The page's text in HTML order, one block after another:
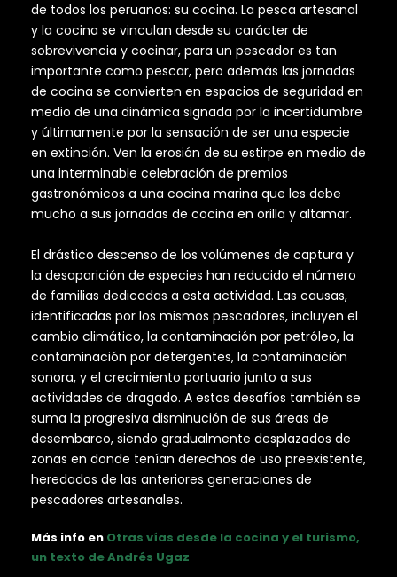
de todos los peruanos: su cocina. La pesca artesanal
y la cocina se vinculan desde su carácter de
sobrevivencia y cocinar, para un pescador es tan
importante como pescar, pero además las jornadas
de cocina se convierten en espacios de seguridad en
medio de una dinámica signada por la incertidumbre
y últimamente por la sensación de ser una especie
en extinción. Ven la erosión de su estirpe en medio de
una interminable celebración de premios
gastronómicos a una cocina marina que les debe
mucho a sus jornadas de cocina en orilla y altamar.
El drástico descenso de los volúmenes de captura y
la desaparición de especies han reducido el número
de familias dedicadas a esta actividad. Las causas,
identificadas por los mismos pescadores, incluyen el
cambio climático, la contaminación por petróleo, la
contaminación por detergentes, la contaminación
sonora, y el crecimiento portuario junto a sus
actividades de dragado. A estos desafíos también se
suma la progresiva disminución de sus áreas de
desembarco, siendo gradualmente desplazados de
zonas en donde tenían derechos de uso preexistente,
heredados de las anteriores generaciones de
pescadores artesanales.
Más info en Otras vías desde la cocina y el turismo,
un texto de Andrés Ugaz